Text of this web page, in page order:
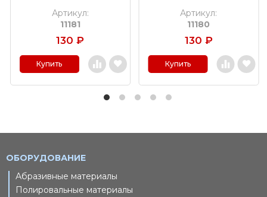
Артикул:
11181
130 ₽
Купить
Артикул:
11180
130 ₽
Купить
ОБОРУДОВАНИЕ
Абразивные материалы
Полировальные материалы